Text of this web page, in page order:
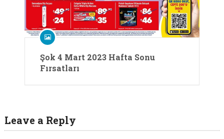
Şok 4 Mart 2023 Hafta Sonu
Fırsatları
Leave a Reply